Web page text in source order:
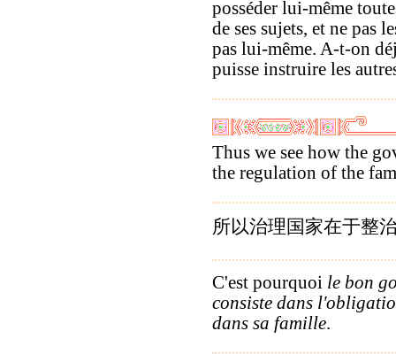
posséder lui-même
de ses sujets, et ne pas
pas lui-même. A-t-on
puisse instruire les
Thus we see how the
the regulation of the
所以治理国家在于整
C'est pourquoi le bon
consiste dans
dans sa famille.